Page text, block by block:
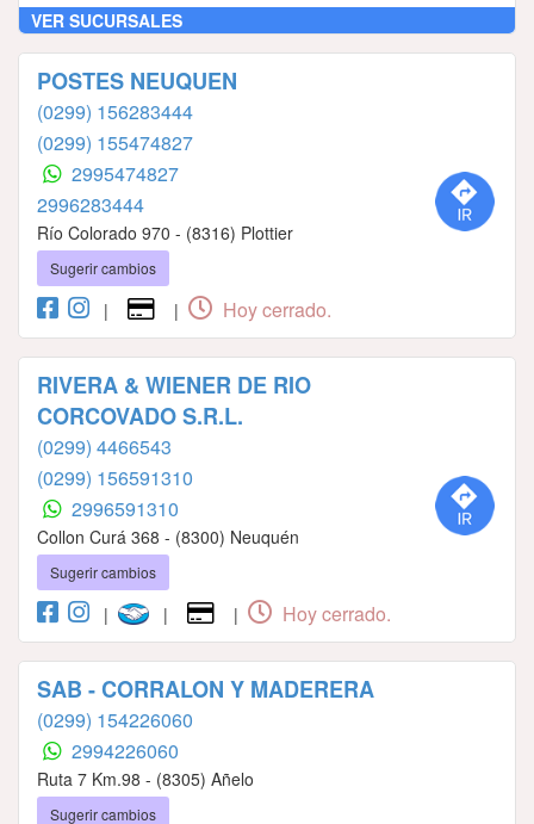
VER SUCURSALES
POSTES NEUQUEN
(0299) 156283444
(0299) 155474827
2995474827
2996283444
Río Colorado 970 - (8316) Plottier
Sugerir cambios
| | Hoy cerrado.
RIVERA & WIENER DE RIO
CORCOVADO S.R.L.
(0299) 4466543
(0299) 156591310
2996591310
Collon Curá 368 - (8300) Neuquén
Sugerir cambios
| | | Hoy cerrado.
SAB - CORRALON Y MADERERA
(0299) 154226060
2994226060
Ruta 7 Km.98 - (8305) Añelo
Sugerir cambios